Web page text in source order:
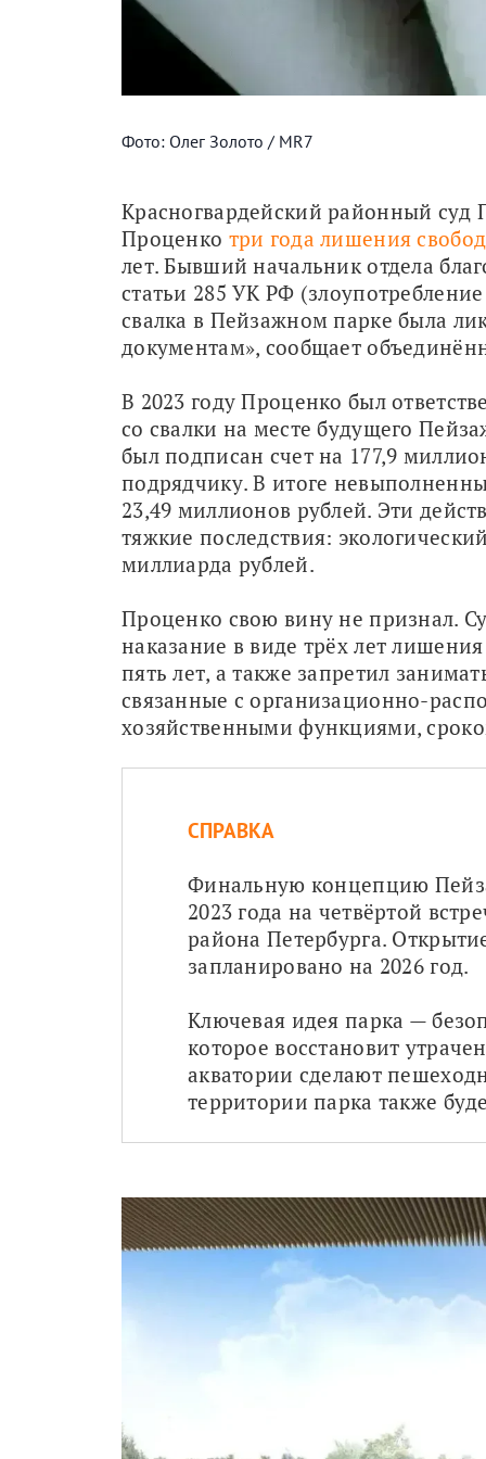
Фото: Олег Золото / MR7
Красногвардейский районный суд
Проценко три года лишения
лет. Бывший начальник отдела
статьи 285 УК РФ
свалка в Пейзажном парке была
документам», сообщает
В 2023 году Проценко был
со свалки на месте будущего
был подписан счет на 177,9
подрядчику. В итоге
23,49 миллионов рублей. Эти
тяжкие последствия:
миллиарда рублей.
Проценко свою вину не признал.
наказание в виде трёх лет
пять лет, а также запретил
связанные с организационно-
хозяйственными функциями,
СПРАВКА
Финальную концепцию
2023 года на четвёртой
района Петербурга.
запланировано на 2026 год.
Ключевая идея парка —
которое восстановит
акватории сделают
территории парка также